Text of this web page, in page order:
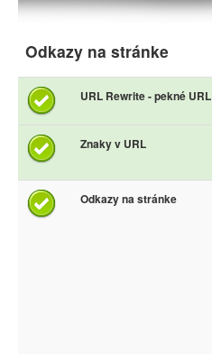
Odkazy na stránke
URL Rewrite - pekné URL
Znaky v URL
Odkazy na stránke